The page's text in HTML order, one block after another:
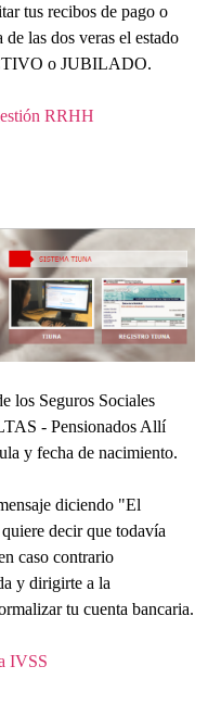
tus recibos de pago o
las dos veras el estado
o JUBILADO.
RRHH
los Seguros Sociales
- Pensionados Allí
y fecha de nacimiento.
diciendo "El
decir que todavía
caso contrario
y dirigirte a la
tu cuenta bancaria.
IVSS